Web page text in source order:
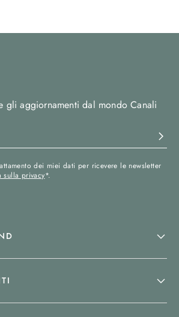
gli aggiornamenti dal mondo Canali
dei miei dati per ricevere le newsletter
sulla privacy*.